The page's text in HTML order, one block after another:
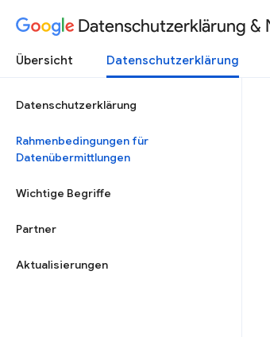
Datenschutzerklärung
Übersicht Datenschutzerklärung
Datenschutzerklärung
Rahmenbedingungen für
Datenübermittlungen
Wichtige Begriffe
Partner
Aktualisierungen